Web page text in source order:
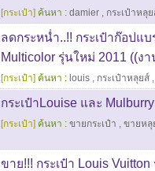
[กระเป๋า] ค้นหา : damier , กระเป๋าหลุ
ลดกระหน่ำ..!! กระเป๋าก๊อปแ
Multicolor รุ่นใหม่ 2011 ((ง
[กระเป๋า] ค้นหา : louis , กระเป๋าหลุยส์ ,
กระเป๋าLouise และ
[กระเป๋า] ค้นหา : ขายกระเป๋า , ขายหลุ
ขาย!!! กระเป๋า Louis